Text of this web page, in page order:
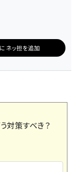
ネッ担を追加
対策すべき？